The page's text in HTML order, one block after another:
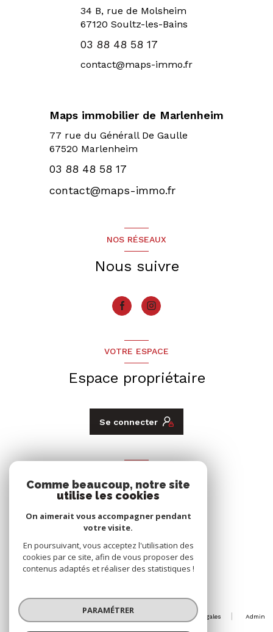
34 B, rue de Molsheim
67120 Soultz-les-Bains
03 88 48 58 17
contact@maps-immo.fr
Maps immobilier de Marlenheim
77 rue du Générall De Gaulle
67520 Marlenheim
03 88 48 58 17
contact@maps-immo.fr
NOS RÉSEAUX
Nous suivre
VOTRE ESPACE
Espace propriétaire
Se connecter
Nous adhérons
© 2026 | Tous droits réservés
Mentions légales
Admin
Comme beaucoup, notre site
utilise les cookies
On aimerait vous accompagner pendant
votre visite.
En poursuivant, vous acceptez l'utilisation des
cookies par ce site, afin de vous proposer des
contenus adaptés et réaliser des statistiques !
PARAMÉTRER